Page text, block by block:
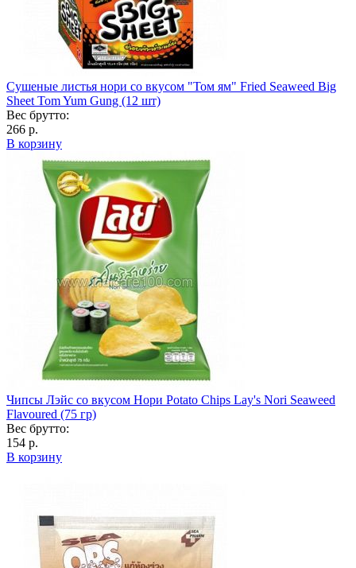
Сушеные листья нори со вкусом "Том ям" Fried Seaweed Big
Sheet Tom Yum Gung (12 шт)
Вес брутто:
266 р.
В корзину
Чипсы Лэйс со вкусом Нори Potato Chips Lay's Nori Seaweed
Flavoured (75 гр)
Вес брутто:
154 р.
В корзину